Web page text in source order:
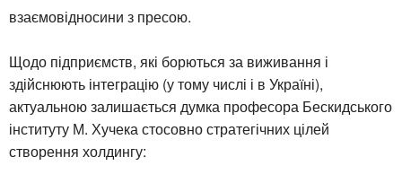
взаємовідносини з пресою.
Щодо підприємств, які борються за виживання і
здійснюють інтеграцію (у тому числі і в Україні),
актуальною залишається думка професора Бескидського
інституту М. Хучека стосовно стратегічних цілей
створення холдингу: